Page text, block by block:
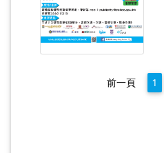
前一頁 1